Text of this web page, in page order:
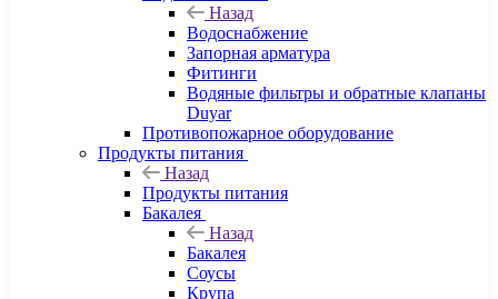
Назад
Водоснабжение
Запорная арматура
Фитинги
Водяные фильтры и обратные клапаны
Duyar
Противопожарное оборудование
Продукты питания
Назад
Продукты питания
Бакалея
Назад
Бакалея
Соусы
Крупа